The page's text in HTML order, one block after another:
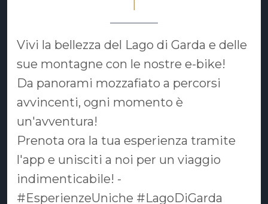
|
Vivi la bellezza del Lago di Garda e delle
sue montagne con le nostre e-bike!
Da panorami mozzafiato a percorsi
avvincenti, ogni momento è
un'avventura!
Prenota ora la tua esperienza tramite
l'app e unisciti a noi per un viaggio
indimenticabile! -
#EsperienzeUniche #LagoDiGarda